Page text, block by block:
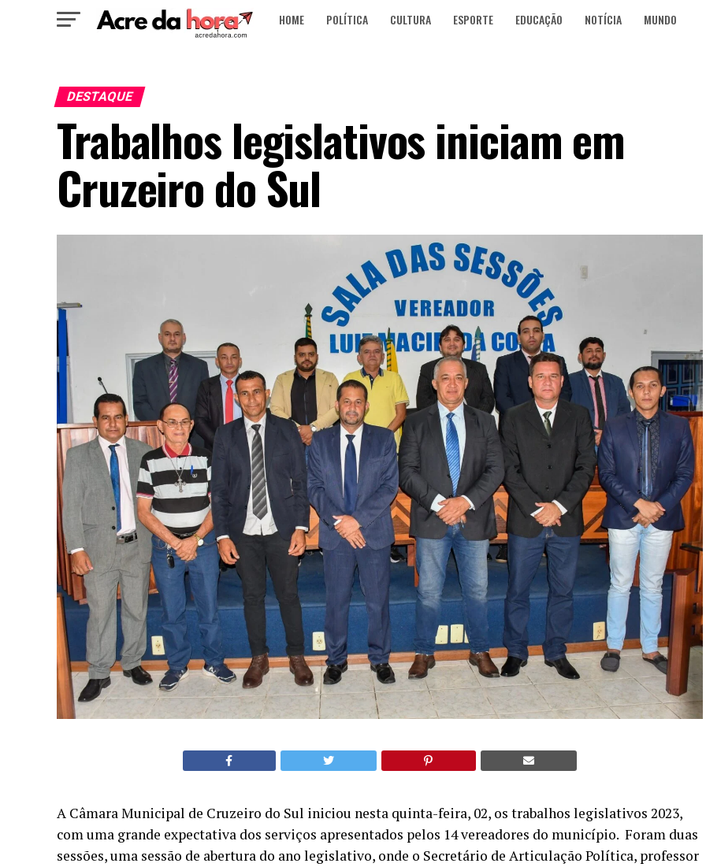
HOME POLÍTICA CULTURA ESPORTE EDUCAÇÃO NOTÍCIA MUNDO
DESTAQUE
Trabalhos legislativos iniciam em
Cruzeiro do Sul
A Câmara Municipal de Cruzeiro do Sul iniciou nesta quinta-feira, 02, os trabalhos legislativos 2023,
com uma grande expectativa dos serviços apresentados pelos 14 vereadores do município. Foram duas
sessões, uma sessão de abertura do ano legislativo, onde o Secretário de Articulação Política, professor